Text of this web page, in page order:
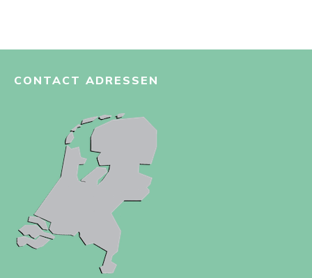
CONTACT ADRESSEN